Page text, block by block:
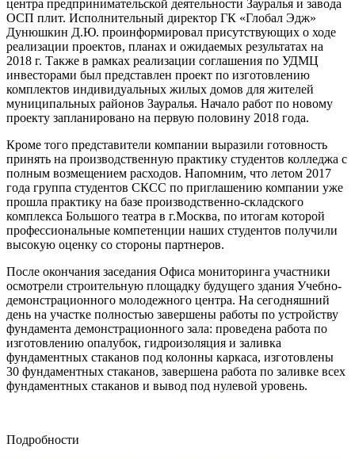
центра предпринимательской деятельности Зауралья и завода
ОСП плит. Исполнительный директор ГК «Глобал Эдж»
Дунюшкин Д.Ю. проинформировал присутствующих о ходе
реализации проектов, планах и ожидаемых результатах на
2018 г. Также в рамках реализации соглашения по УДМЦ
инвесторами был представлен проект по изготовлению
комплектов индивидуальных жилых домов для жителей
муниципальных районов Зауралья. Начало работ по новому
проекту запланировано на первую половину 2018 года.
Кроме того представители компании выразили готовность
принять на производственную практику студентов колледжа с
полным возмещением расходов. Напомним, что летом 2017
года группа студентов СКСС по приглашению компании уже
прошла практику на базе производственно-складского
комплекса Большого театра в г.Москва, по итогам которой
профессиональные компетенции наших студентов получили
высокую оценку со стороны партнеров.
После окончания заседания Офиса мониторинга участники
осмотрели строительную площадку будущего здания Учебно-
демонстрационного молодежного центра. На сегодняшний
день на участке полностью завершены работы по устройству
фундамента демонстрационного зала: проведена работа по
изготовлению опалубок, гидроизоляция и заливка
фундаментных стаканов под колонны каркаса, изготовлены
30 фундаментных стаканов, завершена работа по заливке всех
фундаментных стаканов и вывод под нулевой уровень.
Подробности